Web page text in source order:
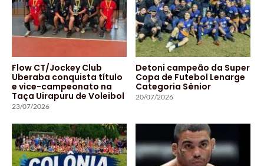
Flow CT/Jockey Club
Uberaba conquista título
e vice-campeonato na
Taça Uirapuru de Voleibol
23/07/2026
Detoni campeão da Super
Copa de Futebol Lenarge
Categoria Sênior
20/07/2026